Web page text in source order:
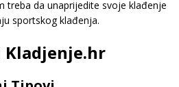
treba da unaprijedite svoje klađenje
sportskog klađenja.
Kladjenje.hr